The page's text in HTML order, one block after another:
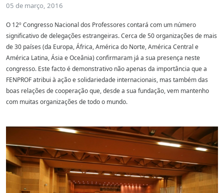
05 de março, 2016
O 12º Congresso Nacional dos Professores contará com um número
significativo de delegações estrangeiras. Cerca de 50 organizações de mais
de 30 países (da Europa, África, América do Norte, América Central e
América Latina, Ásia e Oceânia) confirmaram já a sua presença neste
congresso. Este facto é demonstrativo não apenas da importância que a
FENPROF atribui à ação e solidariedade internacionais, mas também das
boas relações de cooperação que, desde a sua fundação, vem mantenho
com muitas organizações de todo o mundo.